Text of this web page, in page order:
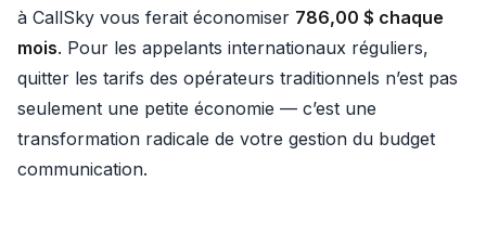
à CallSky vous ferait économiser 786,00 $ chaque
mois. Pour les appelants internationaux réguliers,
quitter les tarifs des opérateurs traditionnels n’est pas
seulement une petite économie — c’est une
transformation radicale de votre gestion du budget
communication.